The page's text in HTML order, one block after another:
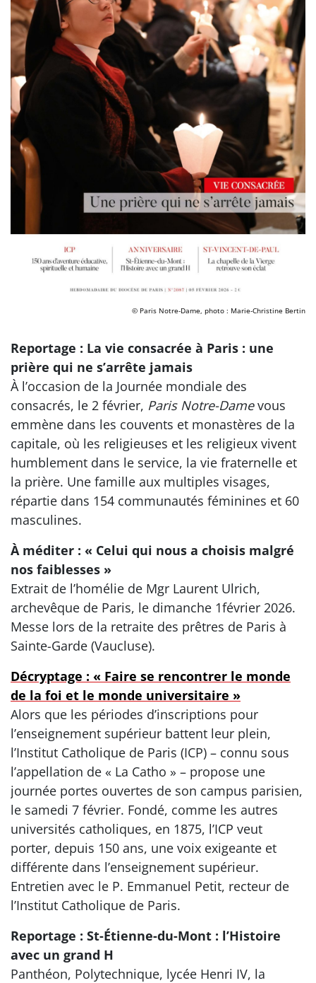
© Paris Notre-Dame, photo : Marie-Christine Bertin
Reportage : La vie consacrée à Paris : une
prière qui ne s’arrête jamais
À l’occasion de la Journée mondiale des
consacrés, le 2 février, Paris Notre-Damevous
emmène dans les couvents et monastères de la
capitale, où les religieuses et les religieux vivent
humblement dans le service, la vie fraternelle et
la prière. Une famille aux multiples visages,
répartie dans 154 communautés féminines et 60
masculines.
À méditer : « Celui qui nous a choisis malgré
nos faiblesses »
Extrait de l’homélie de Mgr Laurent Ulrich,
archevêque de Paris, le dimanche 1février 2026.
Messe lors de la retraite des prêtres de Paris à
Sainte-Garde (Vaucluse).
Décryptage : « Faire se rencontrer le monde
de la foi et le monde universitaire »
Alors que les périodes d’inscriptions pour
l’enseignement supérieur battent leur plein,
l’Institut Catholique de Paris (ICP) – connu sous
l’appellation de « La Catho » – propose une
journée portes ouvertes de son campus parisien,
le samedi 7 février. Fondé, comme les autres
universités catholiques, en 1875, l’ICP veut
porter, depuis 150 ans, une voix exigeante et
différente dans l’enseignement supérieur.
Entretien avec le P. Emmanuel Petit, recteur de
l’Institut Catholique de Paris.
Reportage : St-Étienne-du-Mont : l’Histoire
avec un grand H
Panthéon, Polytechnique, lycée Henri IV, la